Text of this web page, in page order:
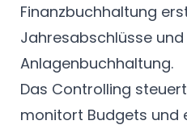
Finanzbuchhaltung
Jahresabschlüsse
Anlagenbuchhaltung.
Das Controlling
monitort Budgets und